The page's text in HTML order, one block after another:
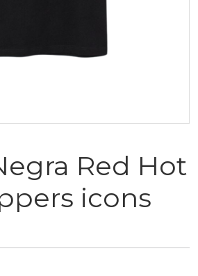
Red Hot
icons